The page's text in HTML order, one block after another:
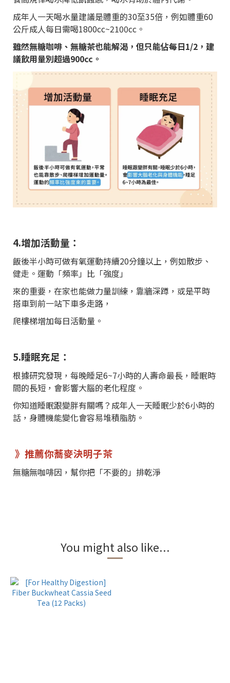
成年人一天喝水量建議是體重的30至35倍，例如體重60
公斤成人每日需喝1800cc~2100cc。
雖然無糖咖啡、無糖茶也能解渴，但只能佔每日1/2，建
議飲用量別超過900cc。
4.增加活動量：
飯後半小時可做有氧運動持續20分鐘以上，例如散步、
健走。運動「頻率」比「強度」
來的重要，在家也能做力量訓練，靠牆深蹲，或是平時
搭車到前一站下車多走路，
爬樓梯增加每日活動量。
5.睡眠充足：
根據研究發現，每晚睡足6~7小時的人壽命最長，睡眠時
間的長短，會影響大腦的老化程度。
你知道睡眠跟變胖有關嗎？成年人一天睡眠少於6小時的
話，身體機能變化會容易堆積脂肪。
》推薦你蕎麥決明子茶
無糖無咖啡因，幫你把「不要的」排乾淨
You might also like...